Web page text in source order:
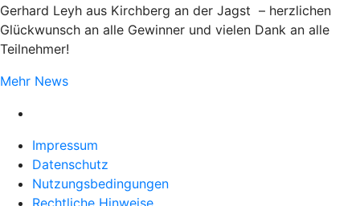
Gerhard Leyh aus Kirchberg an der Jagst – herzlichen
Glückwunsch an alle Gewinner und vielen Dank an alle
Teilnehmer!
Mehr News
Impressum
Datenschutz
Nutzungsbedingungen
Rechtliche Hinweise